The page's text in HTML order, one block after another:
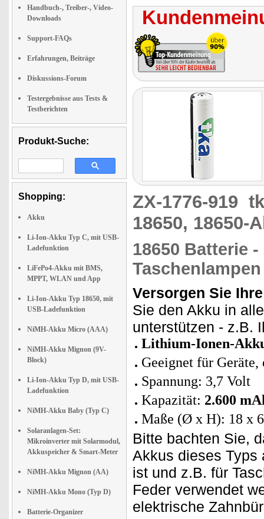
Handbuch-, Treiber-, Video-
Downloads
Support-FAQs
Erfahrungen, Beiträge
Diskussions-Forum
Testergebnisse aus Tests &
Testberichten
Produkt-Suche:
Shopping:
Akku
Li-Ion-Akku Typ C, mit USB-
Ladefunktion
LiFePo4-Akku mit BMS,
MPPT, WLAN und App
Li-Ion-Akku Typ 18650, mit
USB-Ladefunktion
NiMH-Akku Micro (AAA)
NiMH-Akku Mignon (9V-
Block)
Li-Ion-Akku Typ D, mit USB-
Ladefunktion
NiMH-Akku Baby (Typ C)
Solaranlagen-Set:
Mikroinverter mit Solarmodul,
Akkuspeicher & Smart-Meter
NiMH-Akku Mignon (AA)
NiMH-Akku Mono (Typ D)
Batterie-Organizer
ZX-1776-919
18650, 18650-
18650 Batterie
Versorgen Sie
Sie den Akku in
unterstützen - z.B.
Lithium-Ionen-
Geeignet für
Spannung: 3,7 Volt
Kapazität: 2.600
Maße (Ø x H): 18 x
Bitte bachten Sie,
Akkus dieses Typs
ist und z.B. für
Feder verwendet
elektrische